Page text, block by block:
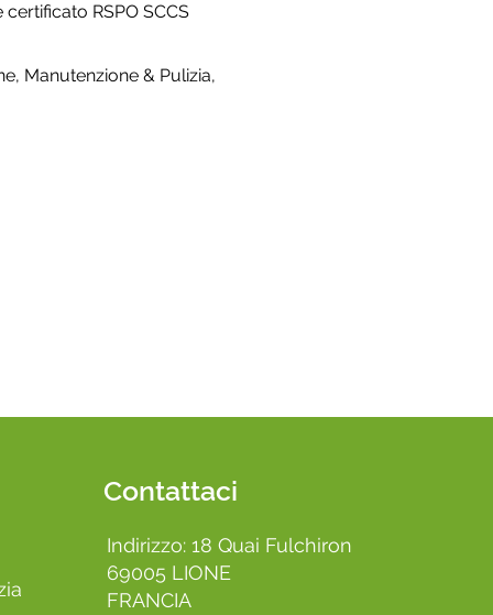
RSPO SCCS
Manutenzione & Pulizia,
Contattaci
Indirizzo: 18 Quai Fulchiron
69005 LIONE
FRANCIA